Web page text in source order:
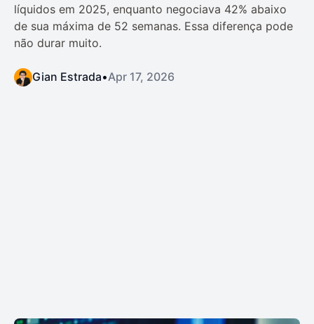
líquidos em 2025, enquanto negociava 42% abaixo
de sua máxima de 52 semanas. Essa diferença pode
não durar muito.
Gian Estrada•Apr 17, 2026